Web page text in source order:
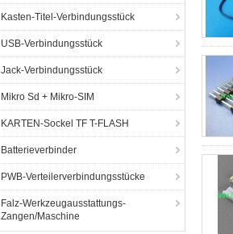
Kasten-Titel-Verbindungsstück
USB-Verbindungsstück
Jack-Verbindungsstück
Mikro Sd + Mikro-SIM
KARTEN-Sockel TF T-FLASH
Batterieverbinder
PWB-Verteilerverbindungsstücke
Falz-Werkzeugausstattungs-
Zangen/Maschine